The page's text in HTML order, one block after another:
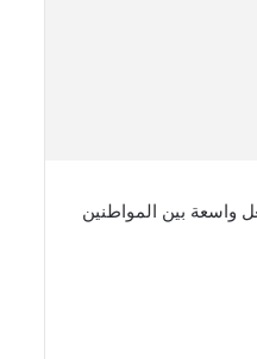
واسعة بين المواطنين